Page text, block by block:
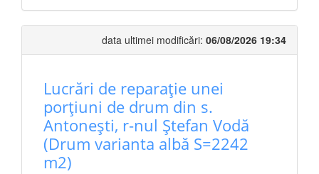
data ultimei modificări: 06/08/2026 19:34
Lucrări de reparație unei
porțiuni de drum din s.
Antonești, r-nul Ștefan Vodă
(Drum varianta albă S=2242
m2)